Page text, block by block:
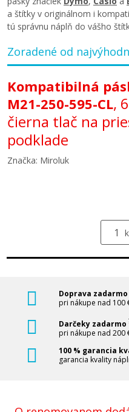
a štítky v originálnom i
tú správnu náplň do vášho
Zoradené od
Kompatibilná
M21-250-595-CL,
čierna tlač na
podklade
Značka: Miroluk
Doprava zadarmo
pri nákupe nad 100
Darčeky zadarmo
pri nákupe nad 200
100 % garancia
garancia kvality